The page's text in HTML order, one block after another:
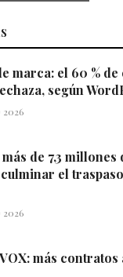
marca: el 60 %
según
2026
de 7,3
el
2026
más contratos